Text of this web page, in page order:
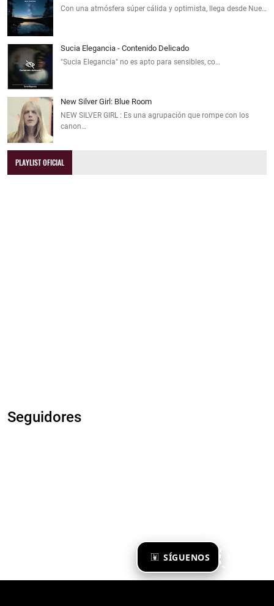
SÍGUENOS
Con una atmósfera súper cálida y optimista, llega desde Nue…
Sucia Elegancia - Contenido Delicado
"Sucia Elegancia" no es apto para sensibles, co…
New Silver Girl: Blue Room
NEW SILVER GIRL : Es una agrupación que rompe con los
canon…
PLAYLIST OFICIAL
Seguidores